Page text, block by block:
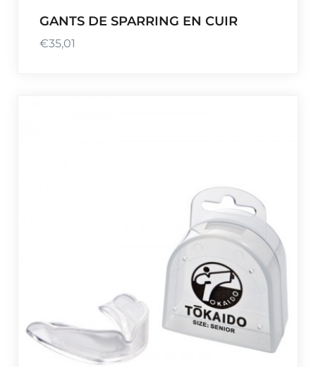
GANTS DE SPARRING EN CUIR
€35,01